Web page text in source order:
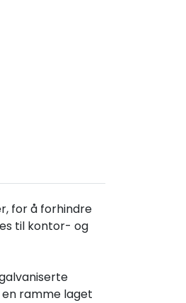
for å forhindre
til kontor- og
ramme laget